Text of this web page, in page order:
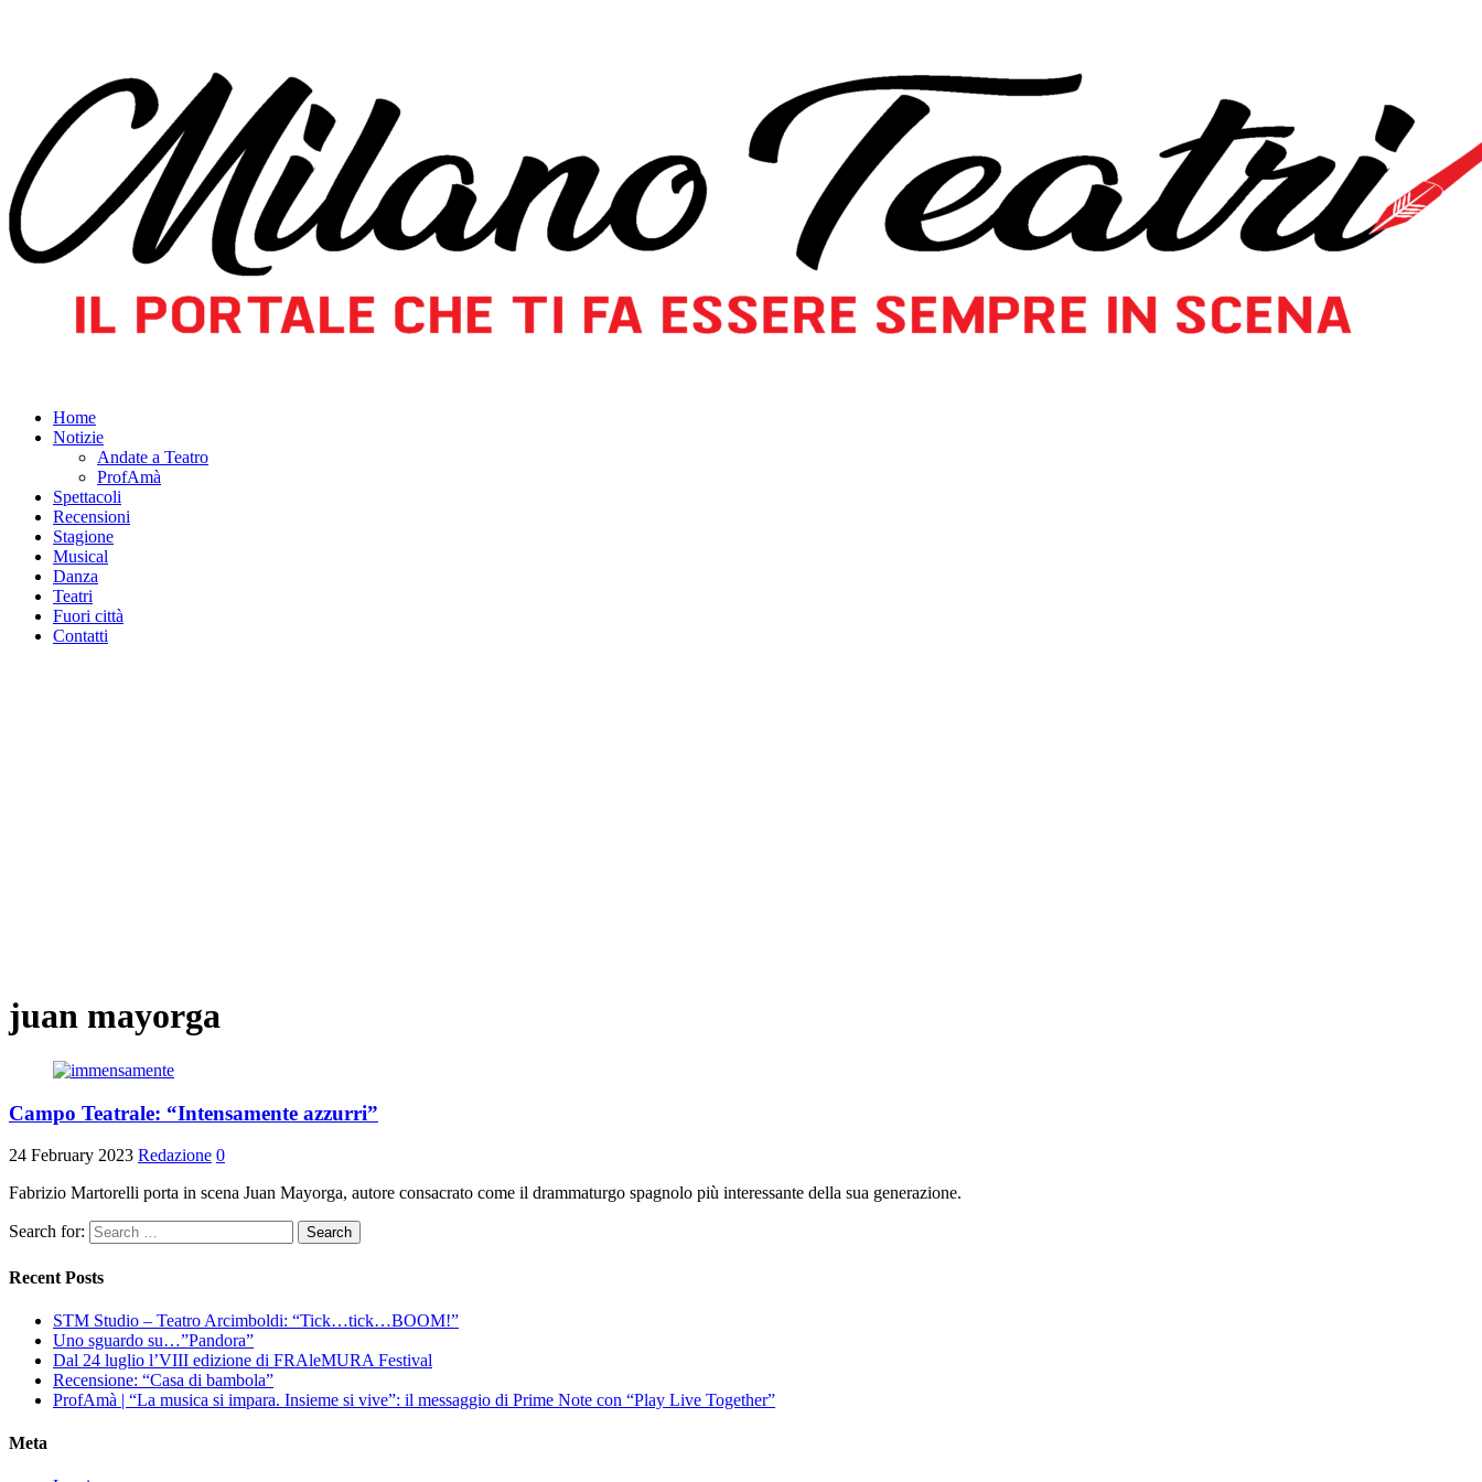
Home
Notizie
Andate a Teatro
ProfAmà
Spettacoli
Recensioni
Stagione
Musical
Danza
Teatri
Fuori città
Contatti
juan mayorga
Campo Teatrale: “Intensamente azzurri”
24 February 2023 Redazione 0
Fabrizio Martorelli porta in scena Juan Mayorga, autore consacrato come il drammaturgo spagnolo più interessante della sua generazione.
Search for:
Recent Posts
STM Studio – Teatro Arcimboldi: “Tick…tick…BOOM!”
Uno sguardo su…”Pandora”
Dal 24 luglio l’VIII edizione di FRAleMURA Festival
Recensione: “Casa di bambola”
ProfAmà | “La musica si impara. Insieme si vive”: il messaggio di Prime Note con “Play Live Together”
Meta